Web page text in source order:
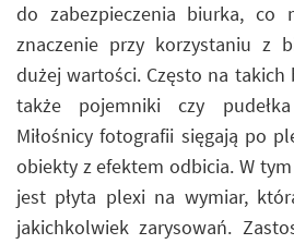
do zabezpieczenia biurka, co
znaczenie przy korzystaniu z
dużej wartości. Często na takich
także pojemniki czy
Miłośnicy fotografii sięgają po
obiekty z efektem odbicia. W
jest płyta plexi na wymiar,
jakichkolwiek zarysowań.